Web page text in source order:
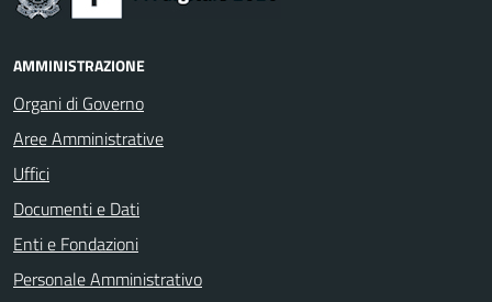
AMMINISTRAZIONE
Organi di Governo
Aree Amministrative
Uffici
Documenti e Dati
Enti e Fondazioni
Personale Amministrativo